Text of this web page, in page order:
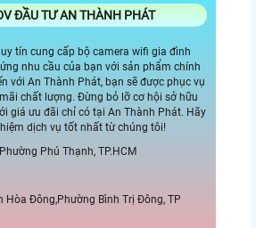
ĐẦU TƯ AN THÀNH PHÁT
tín cung cấp bộ camera wifi gia đình
nhu cầu của bạn với sản phẩm chính
với An Thành Phát, bạn sẽ được phục vụ
chất lượng. Đừng bỏ lỡ cơ hội sở hữu
giá ưu đãi chỉ có tại An Thành Phát. Hãy
dịch vụ tốt nhất từ chúng tôi!
Phú Thạnh, TP.HCM
Hòa Đông,Phường Bình Trị Đông, TP